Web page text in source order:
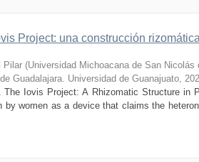
Project: una construcción
Pilar (Universidad Michoacana de San
Guadalajara. Universidad de Guanajuato,
The Iovis Project: A Rhizomatic Structure in
by women as a device that claims the